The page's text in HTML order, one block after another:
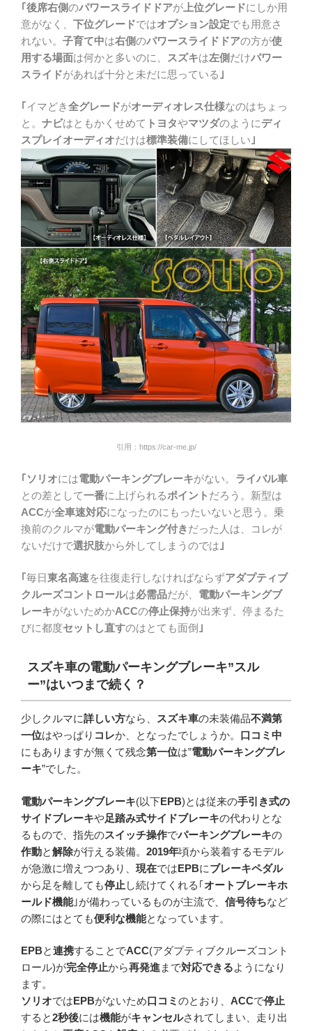
｢後席右側のパワースライドドアが 上位グレードにしか用
意がなく、 下位グレードではオプション設定でも用意さ
れない。 子育て中は右側のパワースライドドアの方が使
用する場面は何かと多いのに、 スズキは左側 だけパワー
スライドがあれば十分と未だに思っている ｣
｢イマどき全グレードがオーディオレス仕様なのはちょっ
と。 ナビはともかくせめて トヨタやマツダのようにディ
スプレイオーディオだけは標準装備にしてほしい ｣
引用：https://car-me.jp/
｢ソリオには電動パーキングブレーキがない。 ライバル車
との差として一番に上げられるポイント だろう。新型は
ACCが全車速対応になったのにもったいないと思う。乗
換前のクルマが電動パーキング付きだった人は、コレが
ないだけで選択肢から外してしまうのでは ｣
｢毎日東名高速を往復走行しなければならずアダプティブ
クルーズコントロールは必需品だが、 電動パーキングブ
レーキがないためかACCの停止保持が出来ず、停まるた
びに都度セットし直すのはとても面倒 ｣
スズキ車の電動パーキングブレーキ”スル
ー”はいつまで続く？
少しクルマに詳しい方なら、 スズキ車の未装備品不満第
一位はやっぱり コレか、となったでしょうか。 口コミ中
にもありますが無くて残念第一位は”電動パーキングブレ
ーキ”でした。
電動パーキングブレーキ(以下EPB)とは従来の手引き式の
サイドブレーキや足踏み式サイドブレーキの代わりとな
るもので、指先のスイッチ操作でパーキングブレーキの
作動と解除が行える装備。 2019年頃から装着するモデル
が急激に増えつつあり、 現在ではEPBにブレーキペダル
から足を離しても停止 し続けてくれる｢オートブレーキホ
ールド機能｣が備わっているものが主流で、 信号待ちなど
の際にはとても便利な機能となっています。
EPBと連携することでACC(アダプティブクルーズコント
ロール)が完全停止から再発進 まで対応できるようになり
ます。
ソリオではEPBがないため口コミ のとおり、 ACCで停止
すると2秒後には機能がキャンセルされてしまい、走り出